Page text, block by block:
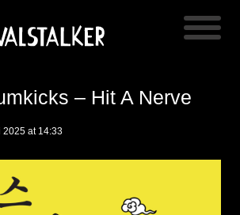
– Hit A Nerve
2025 at 14:33